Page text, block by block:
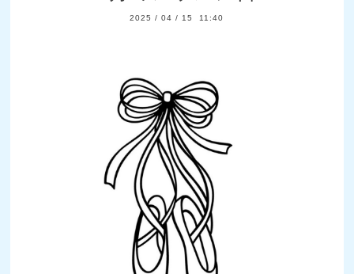
2025 /04 / 15 11:40